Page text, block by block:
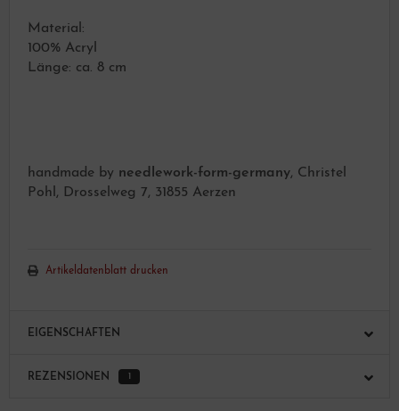
Material:
100% Acryl
Länge: ca. 8 cm
handmade by needlework-form-germany, Christel
Pohl, Drosselweg 7, 31855 Aerzen
Artikeldatenblatt drucken
EIGENSCHAFTEN
REZENSIONEN 1